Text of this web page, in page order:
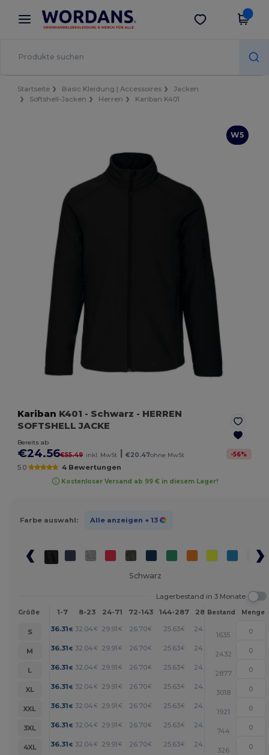
× Wordans App
Bessere Preise in der App!
App holen
Startseite Basic Kleidung | Accessoires
Jacken
Softshell-Jacken
Herren Kariban K401
W5
Kariban K401 - Schwarz - HERREN
SOFTSHELL JACKE
Bereits ab
€24.56€55.49 inkl. MwSt | €20.47ohne MwSt -56%
5.0 4 Bewertungen
Kostenloser Versand ab 99 € in diesem Lager!
Farbe auswahl: Alle anzeigen + 13
Schwarz
Lagerbestand in 3 Monate
Größe 1-7 8-23 24-71 72-143 144-287 288 + Mehr
Bestand Menge
S 36.31 € 32.04 € 29.91 € 26.70€ 25.63€ 24.56 +
1635
M
36.31 € 32.04 € 29.91 € 26.70€ 25.63€ 24.56 +
2432
L
36.31 € 32.04 € 29.91 € 26.70€ 25.63€ 24.56 +
2877
XL
36.31 € 32.04 € 29.91 € 26.70€ 25.63€ 24.56 +
3018
XXL
36.31 € 32.04 € 29.91 € 26.70€ 25.63€ 24.56 +
1921
3XL
36.31 € 32.04 € 29.91 € 26.70€ 25.63€ 24.56 +
744
4XL
36.31 € 32.04 € 29.91 € 26.70€ 25.63€ 24.56 +
326